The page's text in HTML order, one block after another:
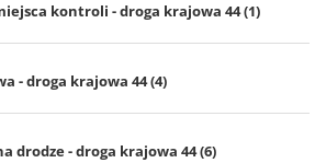
kontroli - droga krajowa 44 (1)
- droga krajowa 44 (4)
drodze - droga krajowa 44 (6)